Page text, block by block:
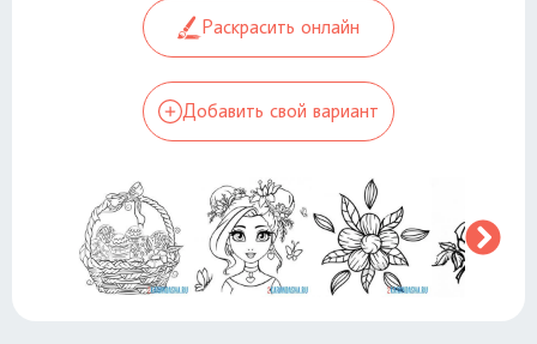
Раскрасить онлайн
Добавить свой вариант